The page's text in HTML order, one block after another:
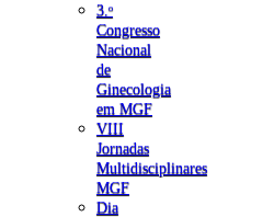
3.ᵒ
Congresso
Nacional
de
Ginecologia
em MGF
VIII
Jornadas
Multidisciplinares
MGF
Dia